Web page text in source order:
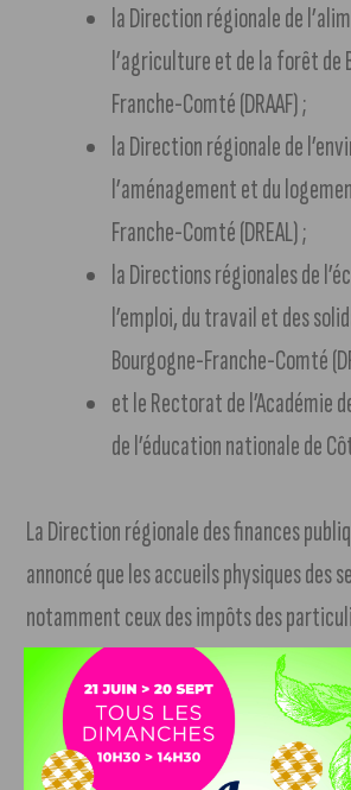
la Direction régionale de
l’agriculture et de la forêt de
Franche-Comté (DRAAF) ;
la Direction régionale de
l’aménagement et du
Franche-Comté (DREAL) ;
la Directions régionales de
l’emploi, du travail et des
Bourgogne-Franche-Comté
et le Rectorat de l’Académie
de l’éducation nationale de
La Direction régionale des finances
annoncé que les accueils physiques des
notamment ceux des impôts des
ce même jour.
J'AIME LE DFCO